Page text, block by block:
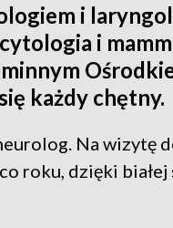
i
cytologia i
każdy chętny.
Na wizytę
roku, dzięki